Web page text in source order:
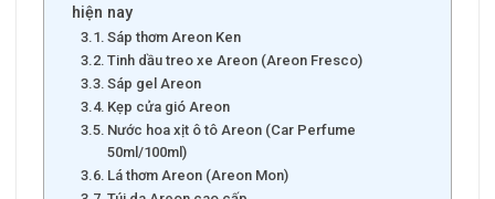
hiện nay
Sáp thơm Areon Ken
Tinh dầu treo xe Areon (Areon Fresco)
Sáp gel Areon
Kẹp cửa gió Areon
Nước hoa xịt ô tô Areon (Car Perfume
50ml/100ml)
Lá thơm Areon (Areon Mon)